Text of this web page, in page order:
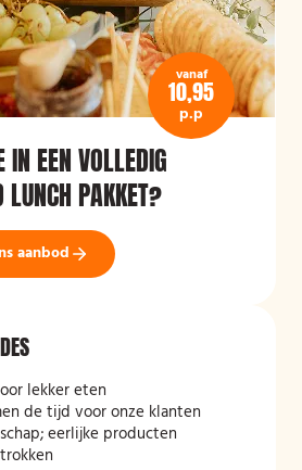
vanaf
10,95
p.p
IN EEN VOLLEDIG
LUNCH PAKKET?
aanbod
lekker eten
de tijd voor onze klanten
eerlijke producten